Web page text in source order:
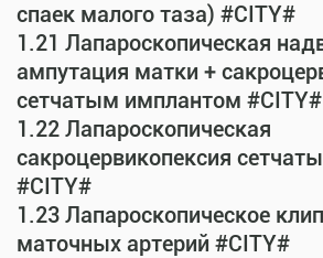
спаек малого таза) #CITY#
1.21 Лапароскопическая
ампутация матки +
сетчатым имплантом #CITY#
1.22 Лапароскопическая
сакроцервикопексия
#CITY#
1.23 Лапароскопическое
маточных артерий #CITY#